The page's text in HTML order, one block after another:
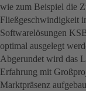
wie zum Beispiel die
Fließgeschwindigkeit
Softwarelösungen
optimal ausgelegt
Abgerundet wird das
Erfahrung mit
Marktpräsenz